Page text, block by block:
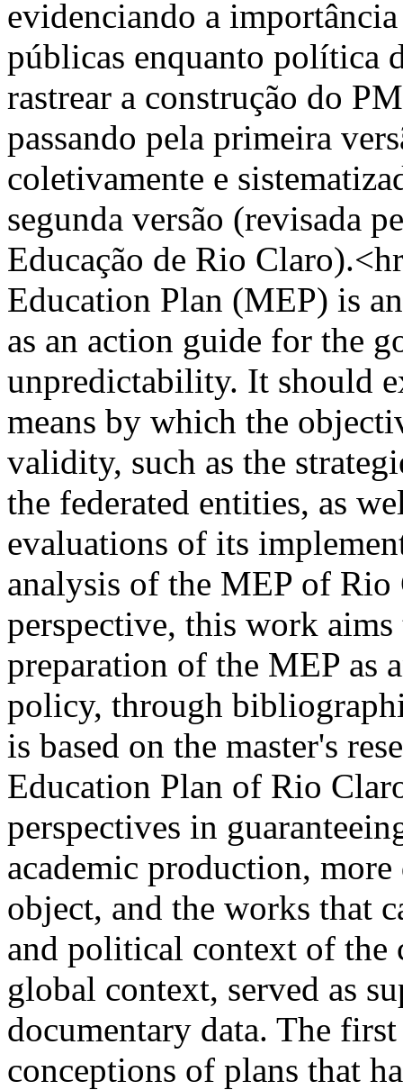
evidenciando a
públicas enquanto política
rastrear a construção do
passando pela primeira
coletivamente e
segunda versão (revisada
Educação de Rio
Education Plan (MEP) is
as an action guide for the
unpredictability. It should
means by which the
validity, such as the
the federated entities, as
evaluations of its
analysis of the MEP of
perspective, this work
preparation of the MEP as
policy, through
is based on the master's
Education Plan of Rio
perspectives in
academic production,
object, and the works that
and political context of
global context, served as
documentary data. The
conceptions of plans that